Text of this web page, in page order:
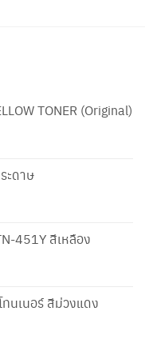
TONER (Original)
ะดาษ
451Y สีเหลือง
นเนอร์ สีม่วงแดง